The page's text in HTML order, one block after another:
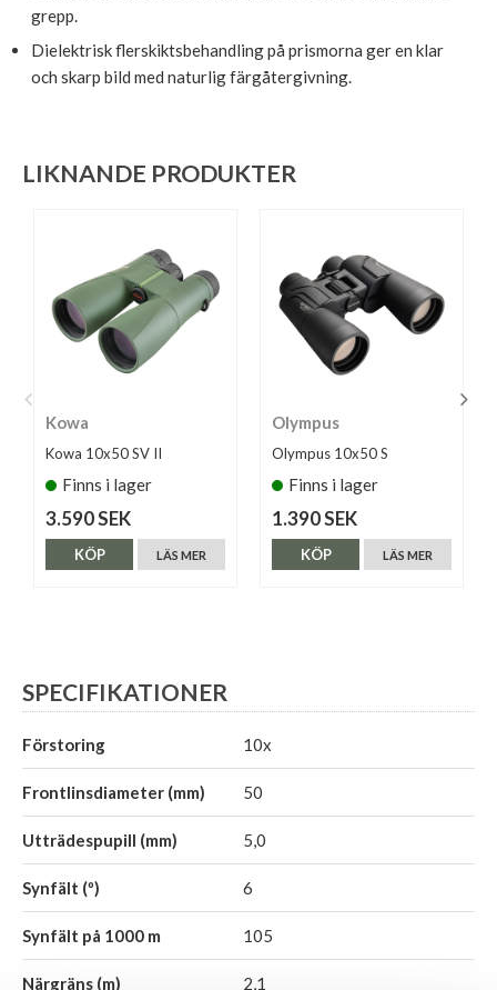
grepp.
Dielektrisk flerskiktsbehandling på prismorna ger en klar
och skarp bild med naturlig färgåtergivning.
LIKNANDE PRODUKTER
Kowa
Kowa 10x50 SV II
Finns i lager
3.590 SEK
LÄS MER
KÖP
Olympus
Olympus 10x50 S
Finns i lager
1.390 SEK
LÄS MER
KÖP
SPECIFIKATIONER
Förstoring 10x
Frontlinsdiameter (mm) 50
Utträdespupill (mm) 5,0
Synfält (º) 6
Synfält på 1000 m 105
Närgräns (m) 2,1